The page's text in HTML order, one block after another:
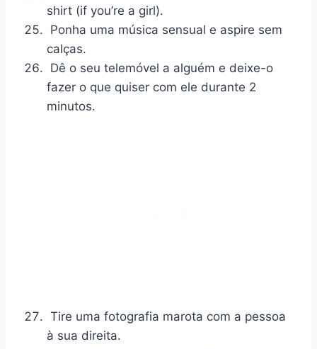
shirt (if you’re a girl).
Ponha uma música sensual e aspire sem
calças.
Dê o seu telemóvel a alguém e deixe-o
fazer o que quiser com ele durante 2
minutos.
Tire uma fotografia marota com a pessoa
à sua direita.